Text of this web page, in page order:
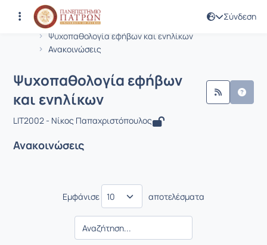
Σύνδεση
Αρχική Σελίδα
Ψυχοπαθολογία εφήβων και ενηλίκων
Ανακοινώσεις
Μάθημα : Ψυχοπαθολογία εφήβων
Κωδικός : LIT2002
Ψυχοπαθολογία εφήβων
και ενηλίκων
LIT2002 - Νίκος Παπαχριστόπουλος
Ανακοινώσεις
Εμφάνισε αποτελέσματα